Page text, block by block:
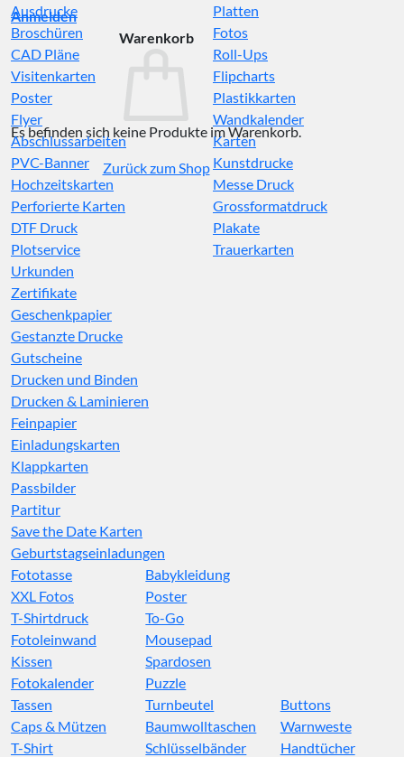
Anmelden
Warenkorb
Es befinden sich keine Produkte im Warenkorb.
Zurück zum Shop
Ausdrucke
Broschüren
CAD Pläne
Visitenkarten
Poster
Flyer
Abschlussarbeiten
PVC-Banner
Hochzeitskarten
Perforierte Karten
DTF Druck
Plotservice
Platten
Fotos
Roll-Ups
Flipcharts
Plastikkarten
Wandkalender
Karten
Kunstdrucke
Messe Druck
Grossformatdruck
Plakate
Trauerkarten
Urkunden
Zertifikate
Geschenkpapier
Gestanzte Drucke
Gutscheine
Drucken und Binden
Drucken & Laminieren
Feinpapier
Einladungskarten
Klappkarten
Passbilder
Partitur
Save the Date Karten
Geburtstagseinladungen
Fototasse
XXL Fotos
T-Shirtdruck
Fotoleinwand
Kissen
Fotokalender
Babykleidung
Poster
To-Go
Mousepad
Spardosen
Puzzle
Tassen
Caps & Mützen
T-Shirt
Turnbeutel
Baumwolltaschen
Schlüsselbänder
Buttons
Warnweste
Handtücher